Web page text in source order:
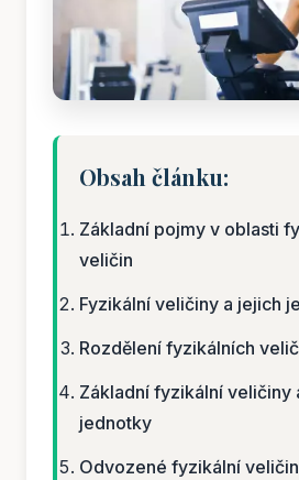
Obsah článku:
Základní pojmy v oblasti
veličin
Fyzikální veličiny a jejich
Rozdělení fyzikálních
Základní fyzikální veličiny
jednotky
Odvozené fyzikální